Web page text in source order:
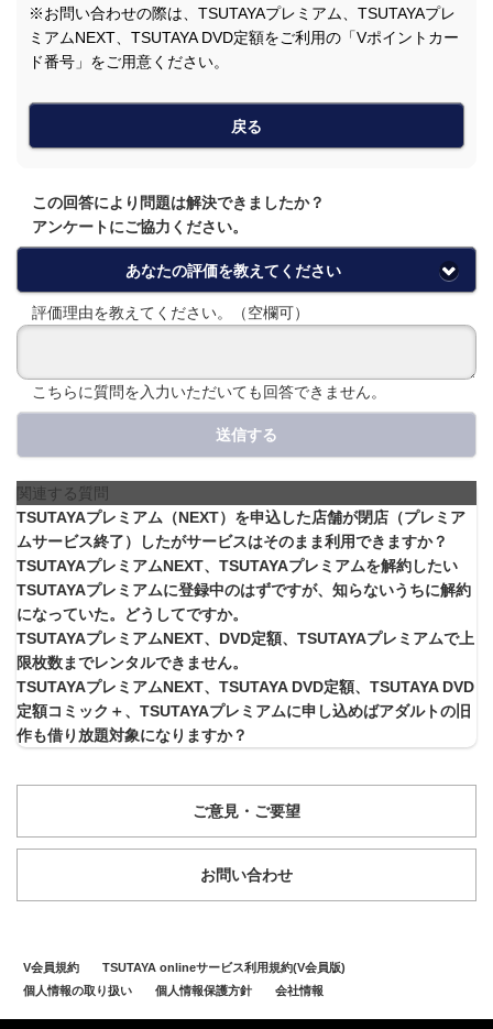
※お問い合わせの際は、TSUTAYAプレミアム、TSUTAYAプレ
ミアムNEXT、TSUTAYA DVD定額をご利用の「Vポイントカー
ド番号」をご用意ください。
戻る
この回答により問題は解決できましたか？
アンケートにご協力ください。
あなたの評価を教えてください
評価理由を教えてください。（空欄可）
こちらに質問を入力いただいても回答できません。
送信する
関連する質問
TSUTAYAプレミアム（NEXT）を申込した店舗が閉店（プレミア
ムサービス終了）したがサービスはそのまま利用できますか？
TSUTAYAプレミアムNEXT、TSUTAYAプレミアムを解約したい
TSUTAYAプレミアムに登録中のはずですが、知らないうちに解約
になっていた。どうしてですか。
TSUTAYAプレミアムNEXT、DVD定額、TSUTAYAプレミアムで上
限枚数までレンタルできません。
TSUTAYAプレミアムNEXT、TSUTAYA DVD定額、TSUTAYA DVD
定額コミック＋、TSUTAYAプレミアムに申し込めばアダルトの旧
作も借り放題対象になりますか？
ご意見・ご要望
お問い合わせ
V会員規約
TSUTAYA onlineサービス利用規約(V会員版)
個人情報の取り扱い
個人情報保護方針 会社情報